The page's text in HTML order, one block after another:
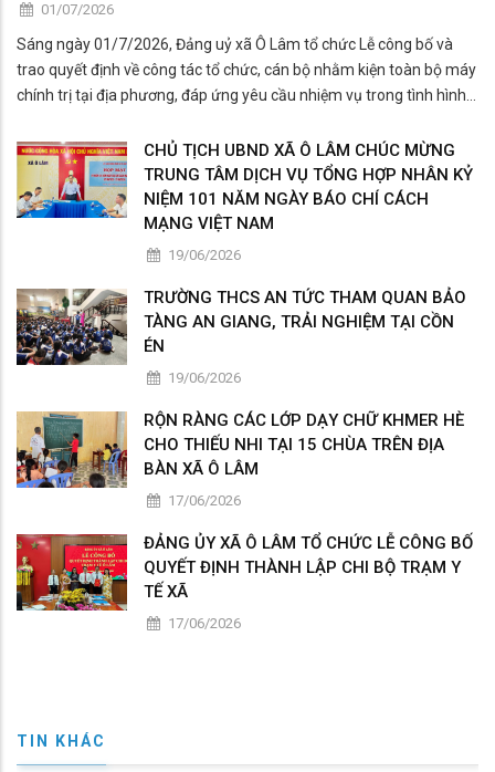
01/07/2026
Sáng ngày 01/7/2026, Đảng uỷ xã Ô Lâm tổ chức Lễ công bố và
trao quyết định về công tác tổ chức, cán bộ nhằm kiện toàn bộ máy
chính trị tại địa phương, đáp ứng yêu cầu nhiệm vụ trong tình hình
CHỦ TỊCH UBND XÃ Ô LÂM CHÚC MỪNG
TRUNG TÂM DỊCH VỤ TỔNG HỢP NHÂN KỶ
NIỆM 101 NĂM NGÀY BÁO CHÍ CÁCH
MẠNG VIỆT NAM
19/06/2026
TRƯỜNG THCS AN TỨC THAM QUAN BẢO
TÀNG AN GIANG, TRẢI NGHIỆM TẠI CỒN
ÉN
19/06/2026
RỘN RÀNG CÁC LỚP DẠY CHỮ KHMER HÈ
CHO THIẾU NHI TẠI 15 CHÙA TRÊN ĐỊA
BÀN XÃ Ô LÂM
17/06/2026
ĐẢNG ỦY XÃ Ô LÂM TỔ CHỨC LỄ CÔNG BỐ
QUYẾT ĐỊNH THÀNH LẬP CHI BỘ TRẠM Y
TẾ XÃ
17/06/2026
TIN KHÁC